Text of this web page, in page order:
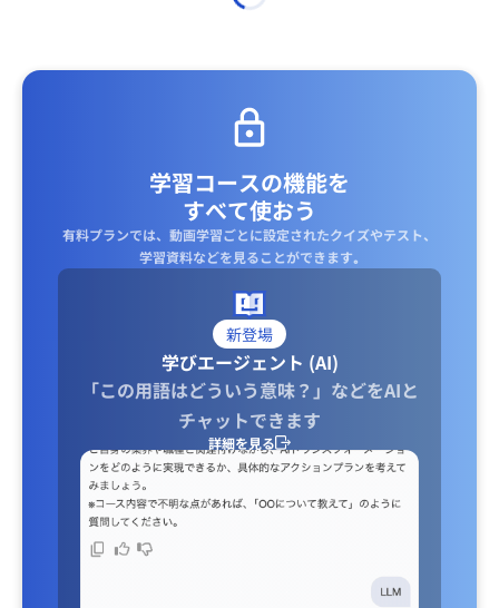
学習コースの機能を
すべて使おう
有料プランでは、動画学習ごとに設定されたクイズやテスト、
学習資料などを見ることができます｡
新登場
学びエージェント (AI)
「この用語はどういう意味？」などをAIと
チャットできます
詳細を見る